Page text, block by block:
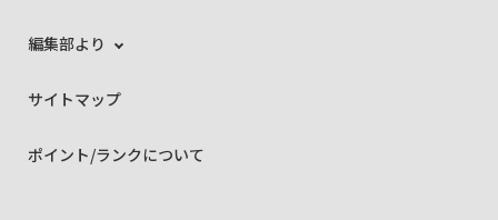
編集部より
サイトマップ
ポイント/ランクについて